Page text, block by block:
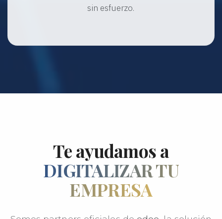
sin esfuerzo.
Te ayudamos a
DIGITALIZAR TU
EMPRESA